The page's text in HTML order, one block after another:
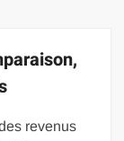
revenus